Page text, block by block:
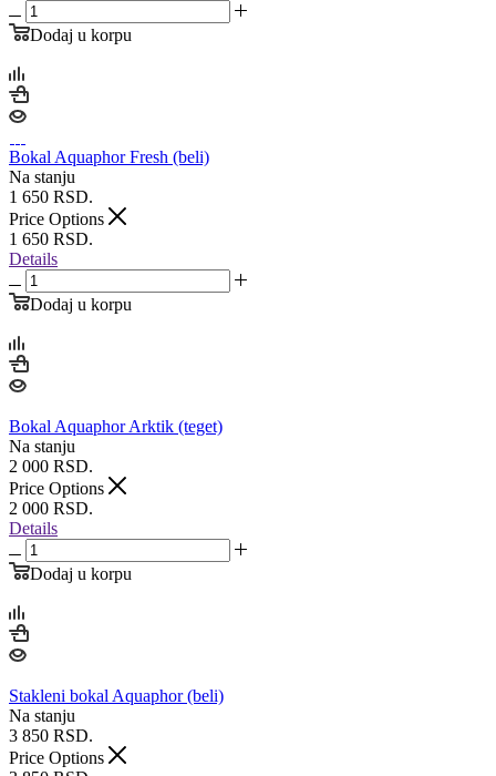
Dodaj u korpu
Bokal Aquaphor Fresh (beli)
Na stanju
1 650 RSD.
Price Options
1 650 RSD.
Details
Dodaj u korpu
Bokal Aquaphor Arktik (teget)
Na stanju
2 000 RSD.
Price Options
2 000 RSD.
Details
Dodaj u korpu
Stakleni bokal Aquaphor (beli)
Na stanju
3 850 RSD.
Price Options